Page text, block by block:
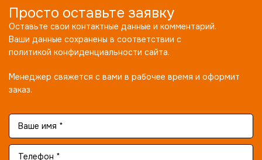
Просто оставьте заявку
Оставьте свои контактные данные и комментарий.
Ваши данные сохранены в соответствии с
политикой конфиденциальности сайта.
Менеджер свяжется с вами в рабочее время и оформит
заказ.